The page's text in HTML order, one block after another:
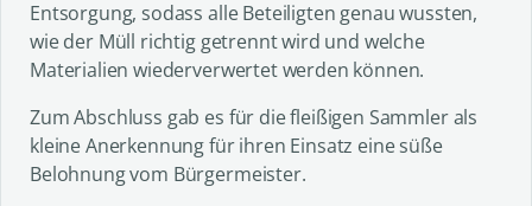
Entsorgung, sodass alle Beteiligten genau wussten,
wie der Müll richtig getrennt wird und welche
Materialien wiederverwertet werden können.
Zum Abschluss gab es für die fleißigen Sammler als
kleine Anerkennung für ihren Einsatz eine süße
Belohnung vom Bürgermeister.